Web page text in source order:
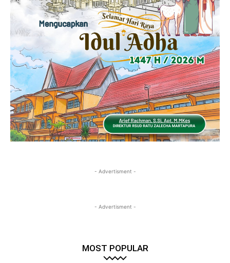
- Advertisment -
- Advertisment -
MOST POPULAR